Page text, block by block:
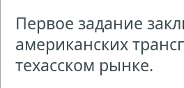
Первое задание
американских
техасском рынке.